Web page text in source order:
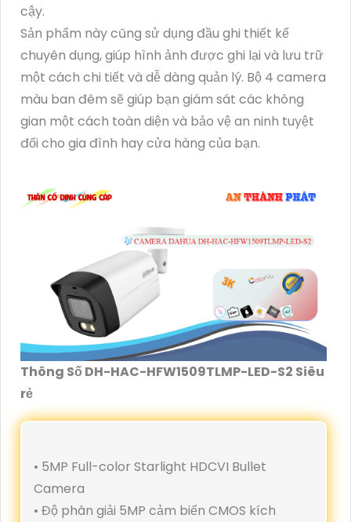
cậy.
Sản phẩm này cũng sử dụng đầu ghi thiết kế
chuyên dụng, giúp hình ảnh được ghi lại và lưu trữ
một cách chi tiết và dễ dàng quản lý. Bộ 4 camera
màu ban đêm sẽ giúp bạn giám sát các không
gian một cách toàn diện và bảo vệ an ninh tuyệt
đối cho gia đình hay cửa hàng của bạn.
Thông Số DH-HAC-HFW1509TLMP-LED-S2 Siêu
rẻ
• 5MP Full-color Starlight HDCVI Bullet
Camera
• Độ phân giải 5MP cảm biến CMOS kích